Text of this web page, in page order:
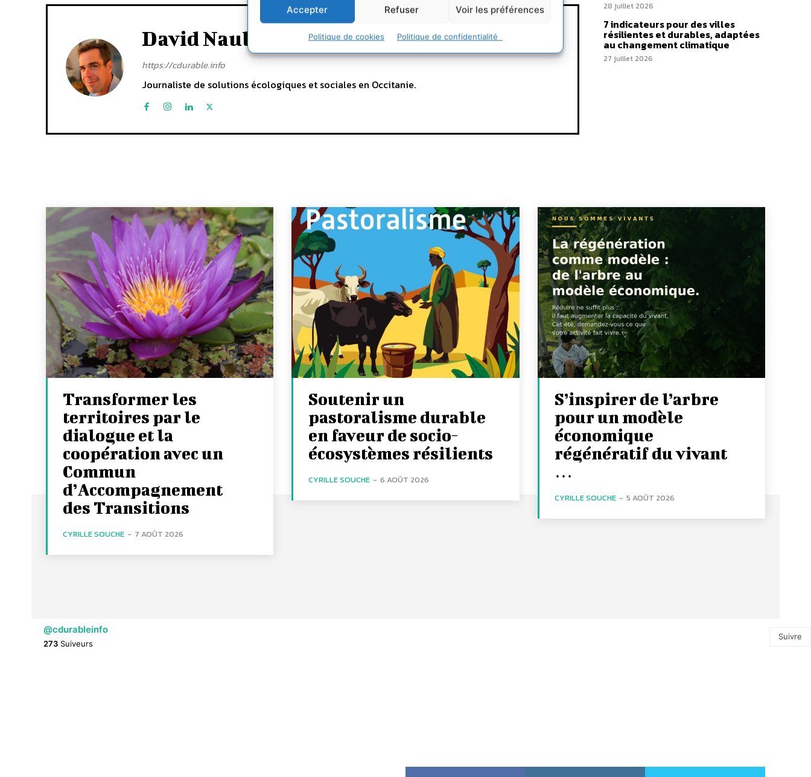
Accepter Refuser Voir les préférences
Politique de cookies Politique de confidentialité
David Naulin
https://cdurable.info
Journaliste de solutions écologiques et sociales en Occitanie.
28 juillet 2026
7 indicateurs pour des villes
résilientes et durables, adaptées
au changement climatique
27 juillet 2026
Transformer les
territoires par le
dialogue et la
coopération avec un
Commun
d’Accompagnement
des Transitions
CYRILLE SOUCHE - 7 AOÛT 2026
Soutenir un
pastoralisme durable
en faveur de socio-
écosystèmes résilients
CYRILLE SOUCHE - 6 AOÛT 2026
S’inspirer de l’arbre
pour un modèle
économique
régénératif du vivant
…
CYRILLE SOUCHE - 5 AOÛT 2026
@cdurableinfo
273 Suiveurs
Suivre